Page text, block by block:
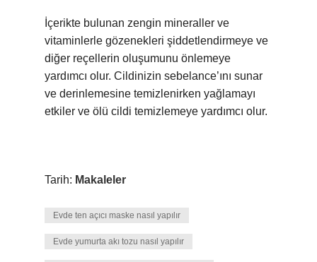
İçerikte bulunan zengin mineraller ve
vitaminlerle gözenekleri şiddetlendirmeye ve
diğer reçellerin oluşumunu önlemeye
yardımcı olur. Cildinizin sebelance’ını sunar
ve derinlemesine temizlenirken yağlamayı
etkiler ve ölü cildi temizlemeye yardımcı olur.
Tarih: Makaleler
Evde ten açıcı maske nasıl yapılır
Evde yumurta akı tozu nasıl yapılır